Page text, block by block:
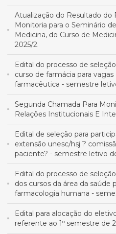
Atualização do Resultado do
Monitoria para o Seminário
Medicina, do Curso de
2025/2.
Edital do processo de
curso de farmácia para
farmacêutica - semestre
Segunda Chamada Para
Relações Institucionais E
Edital de seleção para
extensão unesc/hsj ?
paciente? - semestre letivo
Edital do processo de
dos cursos da área da saúde
farmacologia humana -
Edital para alocação do
referente ao 1º semestre de